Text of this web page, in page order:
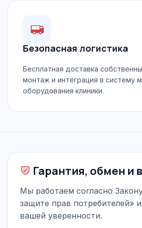
Безопасная логистика
Бесплатная доставка
монтаж и интеграция в систему
оборудования клиники.
Гарантия, обмен и
Мы работаем согласно
защите прав потребителей»
вашей уверенности.